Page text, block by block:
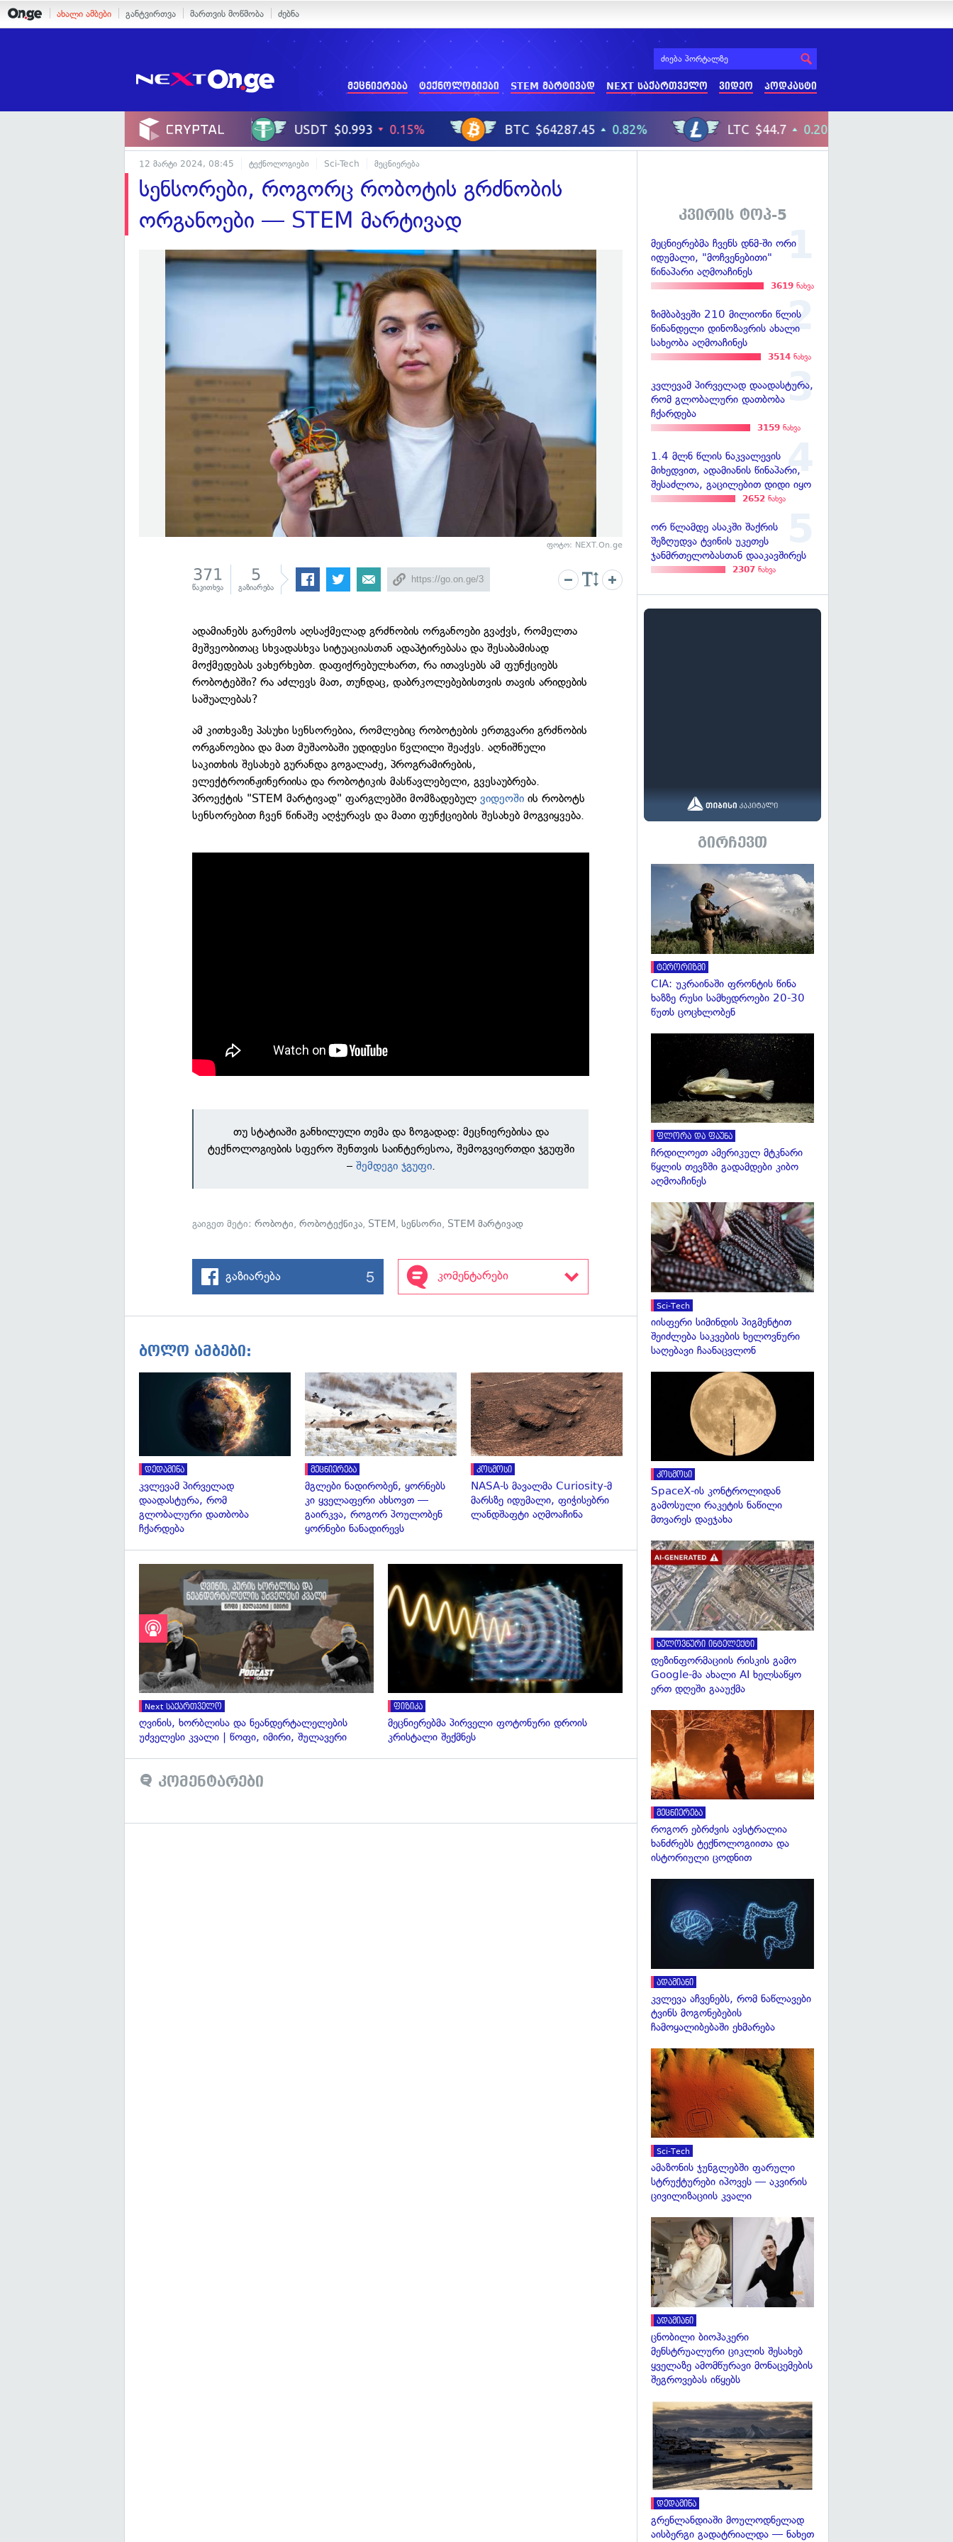
ახალი ამბები განტვირთვა მართვის მოწმობა ძებნა
მეცნიერება ტექნოლოგიები STEM მარტივად NEXT საქართველო ვიდეო პოდკასტი
12 მარტი 2024, 08:45 ტექნოლოგიები Sci-Tech მეცნიერება
სენსორები, როგორც რობოტის გრძნობის
ორგანოები — STEM მარტივად
ფოტო: NEXT.On.ge
371
წაკითხვა
5
გაზიარება
ადამიანებს გარემოს აღსაქმელად გრძნობის ორგანოები გვაქვს, რომელთა
მეშვეობითაც სხვადასხვა სიტუაციასთან ადაპტირებასა და შესაბამისად
მოქმედებას ვახერხებთ. დაფიქრებულხართ, რა ითავსებს ამ ფუნქციებს
რობოტებში? რა აძლევს მათ, თუნდაც, დაბრკოლებებისთვის თავის არიდების
საშუალებას?
ამ კითხვაზე პასუხი სენსორებია, რომლებიც რობოტების ერთგვარი გრძნობის
ორგანოებია და მათ მუშაობაში უდიდესი წვლილი შეაქვს. აღნიშნული
საკითხის შესახებ გურანდა გოგალაძე, პროგრამირების,
ელექტროინჟინერიისა და რობოტიკის მასწავლებელი, გვესაუბრება.
პროექტის "STEM მარტივად" ფარგლებში მომზადებულვიდეოში ის რობოტს
სენსორებით ჩვენ წინაშე აღჭურავს და მათი ფუნქციების შესახებ მოგვიყვება.
თუ სტატიაში განხილული თემა და ზოგადად: მეცნიერებისა და
ტექნოლოგიების სფერო შენთვის საინტერესოა, შემოგვიერთდი ჯგუფში
–შემდეგი ჯგუფი.
გაიგეთ მეტი:რობოტი,რობოტექნიკა, STEM,სენსორი, STEM მარტივად
გაზიარება 5 კომენტარები
ბოლო ამბები:
გადახედვა
დედამიწა
კვლევამ პირველად
დაადასტურა, რომ
გლობალური დათბობა
ჩქარდება
გადახედვა
მეცნიერება
მგლები ნადირობენ, ყორნებს
კი ყველაფერი ახსოვთ —
გაირკვა, როგორ პოულობენ
ყორნები ნანადირევს
კოსმოსი
NASA-ს მავალმა Curiosity-მ
მარსზე იდუმალი, ფიჭისებრი
ლანდშაფტი აღმოაჩინა
Next საქართველო
ღვინის, ხორბლისა და ნეანდერტალელების
უძველესი კვალი | წოფი, იმირი, შულავერი
გადახედვა
ფიზიკა
მეცნიერებმა პირველი ფოტონური დროის
კრისტალი შექმნეს
კომენტარები
კვირის ტოპ-5
მეცნიერებმა ჩვენს დნმ-ში ორი
იდუმალი, "მოჩვენებითი"
წინაპარი აღმოაჩინეს
3619 ნახვა
ზიმბაბვეში 210 მილიონი წლის
წინანდელი დინოზავრის ახალი
სახეობა აღმოაჩინეს
3514 ნახვა
კვლევამ პირველად დაადასტურა,
რომ გლობალური დათბობა
ჩქარდება
3159 ნახვა
1.4 მლნ წლის ნაკვალევის
მიხედვით, ადამიანის წინაპარი,
შესაძლოა, გაცილებით დიდი იყო
2652 ნახვა
ორ წლამდე ასაკში შაქრის
შეზღუდვა ტვინის უკეთეს
ჯანმრთელობასთან დააკავშირეს
2307 ნახვა
გირჩევთ
ტერორიზმი
CIA: უკრაინაში ფრონტის წინა
ხაზზე რუსი სამხედროები 20-30
წუთს ცოცხლობენ
ფლორა და ფაუნა
ჩრდილოეთ ამერიკულ მტკნარი
წყლის თევზში გადამდები კიბო
აღმოაჩინეს
Sci-Tech
იისფერი სიმინდის პიგმენტით
შეიძლება საკვების ხელოვნური
საღებავი ჩაანაცვლონ
კოსმოსი
SpaceX-ის კონტროლიდან
გამოსული რაკეტის ნაწილი
მთვარეს დაეჯახა
ხელოვნური ინტელექტი
დეზინფორმაციის რისკის გამო
Google-მა ახალი AI ხელსაწყო
ერთ დღეში გააუქმა
მეცნიერება
როგორ ებრძვის ავსტრალია
ხანძრებს ტექნოლოგიითა და
ისტორიული ცოდნით
ადამიანი
კვლევა აჩვენებს, რომ ნაწლავები
ტვინს მოგონებების
ჩამოყალიბებაში ეხმარება
Sci-Tech
ამაზონის ჯუნგლებში ფარული
სტრუქტურები იპოვეს — აკვირის
ცივილიზაციის კვალი
ადამიანი
ცნობილი ბიოჰაკერი
მენსტრუალური ციკლის შესახებ
ყველაზე ამომწურავი მონაცემების
შეგროვებას იწყებს
დედამიწა
გრენლანდიაში მოულოდნელად
აისბერგი გადატრიალდა — ნახეთ